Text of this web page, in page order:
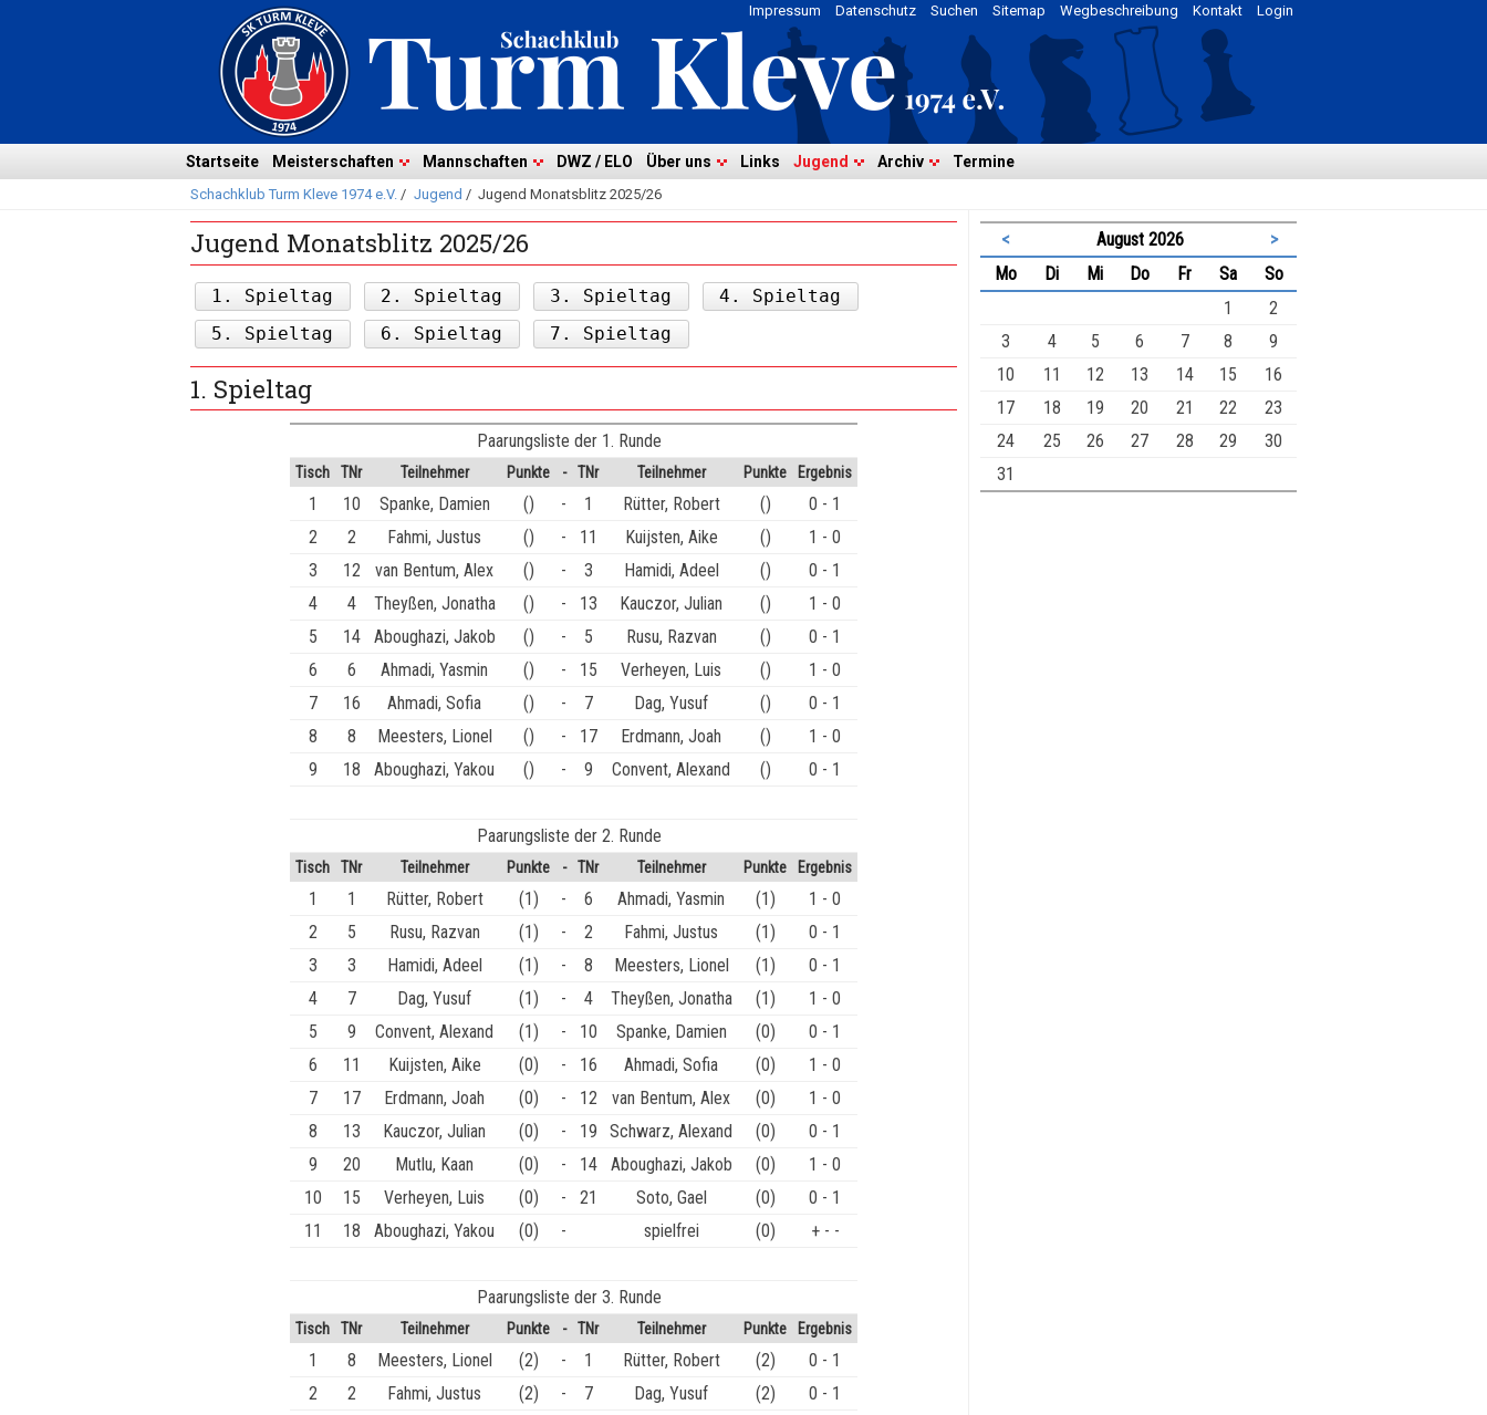
überspringen
Login
Kontakt
Wegbeschreibung
Sitemap
Suchen
Datenschutz
Impressum
Startseite Meisterschaften Mannschaften DWZ / ELO Über uns Links Jugend Archiv Termine
Schachklub Turm Kleve 1974 e.V. / Jugend / Jugend Monatsblitz 2025/26
Jugend Monatsblitz 2025/26
1. Spieltag 2. Spieltag 3. Spieltag
4. Spieltag
5. Spieltag
6. Spieltag 7. Spieltag
1. Spieltag
Paarungsliste der 1. Runde
Tisch TNr Teilnehmer Punkte - TNr Teilnehmer Punkte Ergebnis
1 10 Spanke, Damien () - 1 Rütter, Robert ()
0 - 1
2
2 Fahmi, Justus () - 11 Kuijsten, Aike ()
1 - 0
3
12 van Bentum, Alex () - 3 Hamidi, Adeel ()
0 - 1
4
4 Theyßen, Jonatha () - 13 Kauczor, Julian ()
1 - 0
5
14 Aboughazi, Jakob () - 5 Rusu, Razvan ()
0 - 1
6
6 Ahmadi, Yasmin () - 15 Verheyen, Luis ()
1 - 0
7
16 Ahmadi, Sofia () - 7 Dag, Yusuf ()
0 - 1
8
8 Meesters, Lionel () - 17 Erdmann, Joah ()
1 - 0
9
18 Aboughazi, Yakou () - 9 Convent, Alexand () 0 - 1
Paarungsliste der 2. Runde
Tisch TNr Teilnehmer Punkte - TNr Teilnehmer Punkte Ergebnis
1 1 Rütter, Robert (1) - 6 Ahmadi, Yasmin (1)
1 - 0
2
5 Rusu, Razvan (1) - 2 Fahmi, Justus (1)
0 - 1
3
3 Hamidi, Adeel (1) - 8 Meesters, Lionel (1)
0 - 1
4
7 Dag, Yusuf (1) - 4 Theyßen, Jonatha (1)
1 - 0
5
9 Convent, Alexand (1) - 10 Spanke, Damien (0)
0 - 1
6
11 Kuijsten, Aike (0) - 16 Ahmadi, Sofia (0)
1 - 0
7
17 Erdmann, Joah (0) - 12 van Bentum, Alex (0)
1 - 0
8
13 Kauczor, Julian (0) - 19 Schwarz, Alexand (0)
0 - 1
9
20 Mutlu, Kaan (0) - 14 Aboughazi, Jakob (0)
1 - 0
10
15 Verheyen, Luis (0) - 21 Soto, Gael (0)
0 - 1
11
18 Aboughazi, Yakou (0) - spielfrei (0) + - -
Paarungsliste der 3. Runde
Tisch TNr Teilnehmer Punkte - TNr Teilnehmer Punkte Ergebnis
1 8 Meesters, Lionel (2) - 1 Rütter, Robert (2)
0 - 1
2
2 Fahmi, Justus (2) - 7 Dag, Yusuf (2)
0 - 1
< August 2026
>
Montag Dienstag
Mittwoch
Donnerstag
FreitagSamstag
Sonntag
1
2
3
4 5 6 7 8
9
10
11 12 13 14 15
16
17
18 19 20 21 22
23
24
25 26 27 28 29
30
31